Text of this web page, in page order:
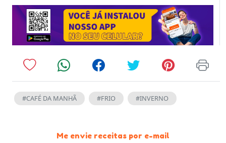
#CAFÉ DA MANHÃ #FRIO #INVERNO
Me envie receitas por e-mail